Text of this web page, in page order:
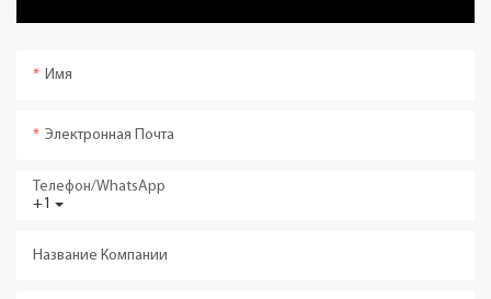
Имя
Электронная Почта
+1
Телефон/WhatsApp
Название Компании